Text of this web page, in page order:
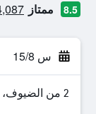
8.5 ممتاز 4,087 من التقييمات تم
س 15/8
2 من الضيوف، غرفة واحدة